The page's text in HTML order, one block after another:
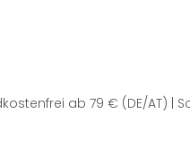
ab 79 € (DE/AT) |